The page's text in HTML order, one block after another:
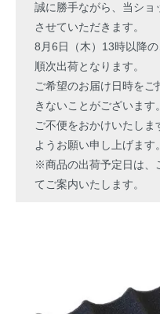
誠に勝手ながら、当ショ
させていただきます。
8月6日（木）13時以降
順次出荷となります。
ご希望のお届け日時を
きないことがございます。
ご不便をおかけいたし
ようお願い申し上げます。
※商品の出荷予定日は、
てご案内いたします。